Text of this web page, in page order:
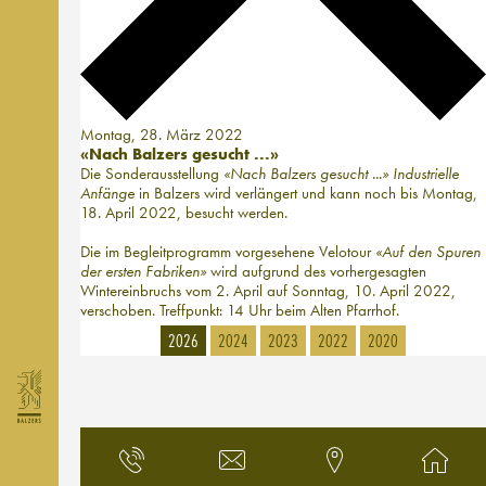
Montag, 28. März 2022
«Nach Balzers gesucht ...»
Die Sonderausstellung «Nach Balzers gesucht ...» Industrielle
Anfänge in Balzers wird verlängert und kann noch bis Montag,
18. April 2022, besucht werden.
Die im Begleitprogramm vorgesehene Velotour «Auf den Spuren
der ersten Fabriken»wird aufgrund des vorhergesagten
Wintereinbruchs vom 2. April auf Sonntag, 10. April 2022,
verschoben. Treffpunkt: 14 Uhr beim Alten Pfarrhof.
2026 2024 2023 2022 2020